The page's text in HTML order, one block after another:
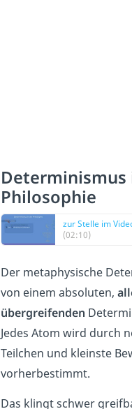
Determinismus
Philosophie
zur Stelle im
(02:10)
Der metaphysische
von einem absoluten,
übergreifenden
Jedes Atom wird durch
Teilchen und kleinste
vorherbestimmt.
Das klingt schwer